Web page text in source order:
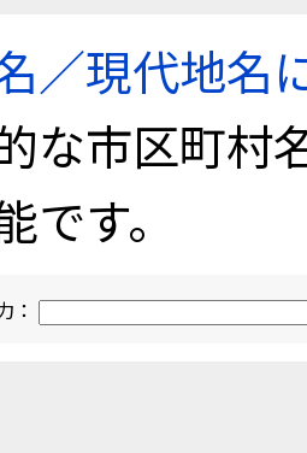
／現代地名
な市区町村
です。
：